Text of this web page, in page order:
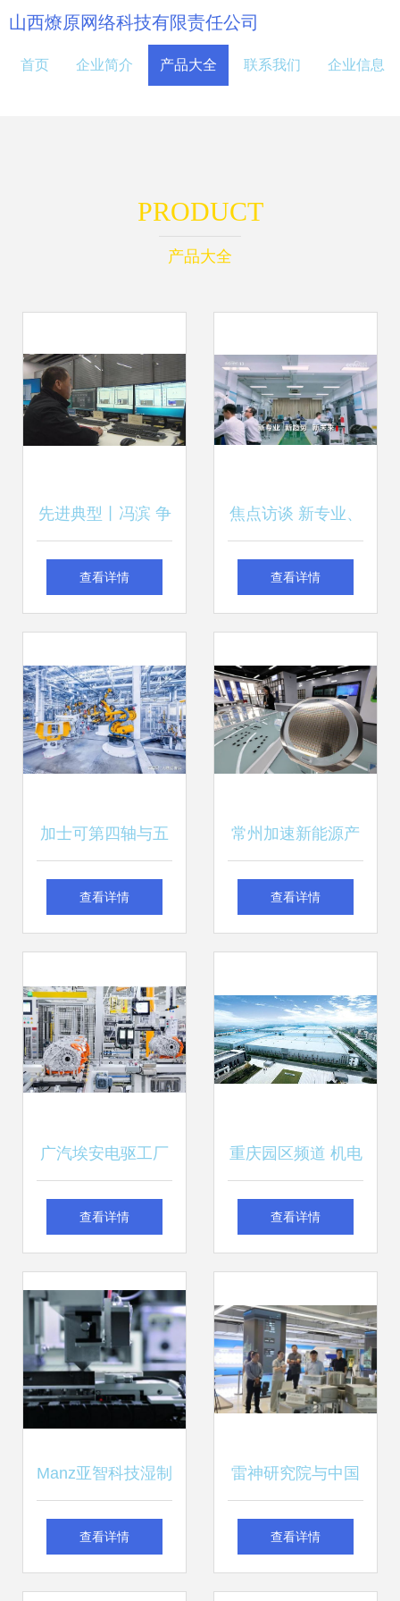
山西燎原网络科技有限责任公司
首页 企业简介 产品大全 联系我们 企业信息
PRODUCT
产品大全
先进典型丨冯滨 争
当公安科技信息化
查看详情
焦点访谈 新专业、
新趋势、新未来
领域的技术开发前
沿
查看详情
加士可第四轴与五
轴转台 引领高精度
术新突破
查看详情
常州加速新能源产
业高质量发展 机电
按下“快进键”
查看详情
广汽埃安电驱工厂
投产，机电科技领
标杆
查看详情
重庆园区频道 机电
科技领域的技术开
查看详情
Manz亚智科技湿制
程设备市占率稳居
查看详情
雷神研究院与中国
南水北调集团共探
查看详情